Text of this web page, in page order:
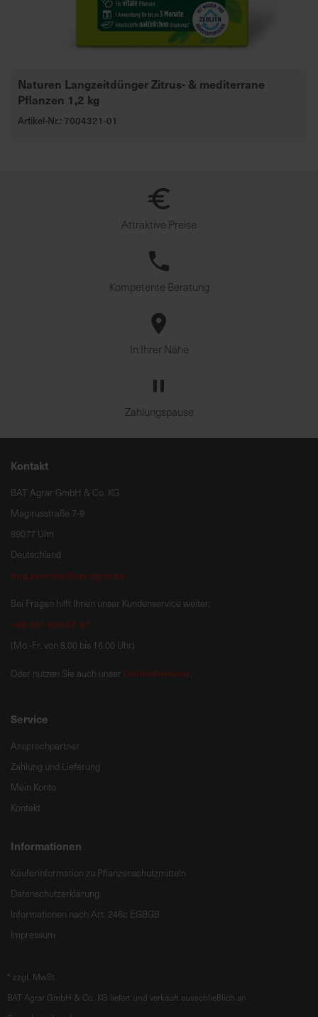
Naturen Langzeitdünger Zitrus- & mediterrane
Pflanzen 1,2 kg
Artikel-Nr.: 7004321-01
Attraktive Preise
Kompetente Beratung
In Ihrer Nähe
Zahlungspause
Kontakt
BAT Agrar GmbH & Co. KG
Magirusstraße 7-9
89077 Ulm
Deutschland
hug.zentrale@bat-agrar.de
Bei Fragen hilft Ihnen unser Kundenservice weiter:
+49 251 60957 47
(Mo.-Fr. von 8.00 bis 16.00 Uhr)
Oder nutzen Sie auch unser Onlineformular.
Service
Ansprechpartner
Zahlung und Lieferung
Mein Konto
Kontakt
Informationen
Käuferinformation zu Pflanzenschutzmitteln
Datenschutzerklärung
Informationen nach Art. 246c EGBGB
Impressum
* zzgl. MwSt.
BAT Agrar GmbH & Co. KG liefert und verkauft ausschließlich an